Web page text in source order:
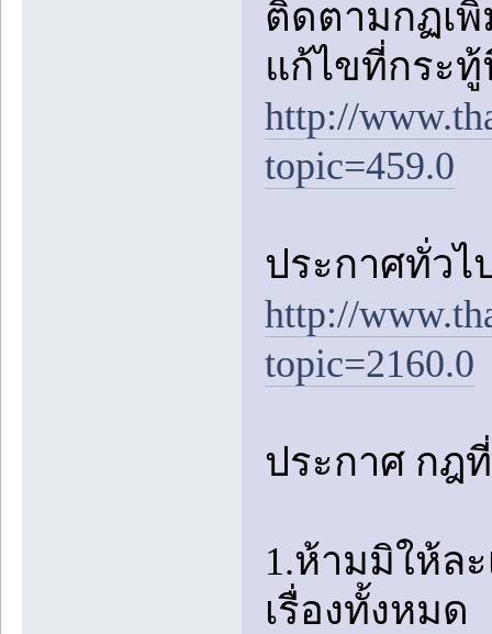
ติดตามกฏเ
แก้ไขที่กระ
http://
topic=459.0
ประกาศทั่ว
http://
topic=2160.0
ประกาศ กฎ
1.ห้ามมิให้ล
เรื่องทั้งหมด